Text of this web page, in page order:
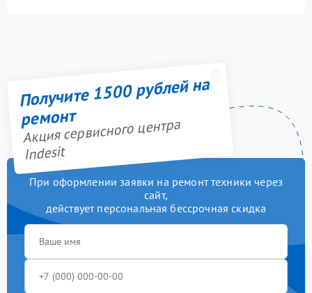
Получите 1500 рублей на
ремонт
Акция сервисного центра
Indesit
При оформлении заявки на ремонт техники через
сайт,
действует персональная бессрочная скидка